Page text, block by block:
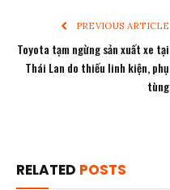
PREVIOUS ARTICLE
Toyota tạm ngừng sản xuất xe tại
Thái Lan do thiếu linh kiện, phụ
tùng
RELATED POSTS